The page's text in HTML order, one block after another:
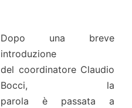
Dopo una breve
introduzione
del coordinatore Claudio
Bocci, la
parola è passata a